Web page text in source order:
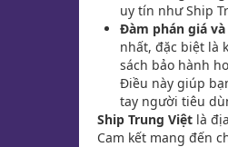
uy tín như Ship
Đàm phán giá
nhất, đặc biệt là
sách bảo hành
Điều này giúp
tay người tiêu
Ship Trung Việt là
Cam kết mang đến